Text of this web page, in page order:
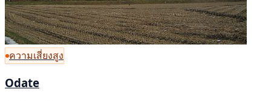
ความเสี่ยงสูง
Odate